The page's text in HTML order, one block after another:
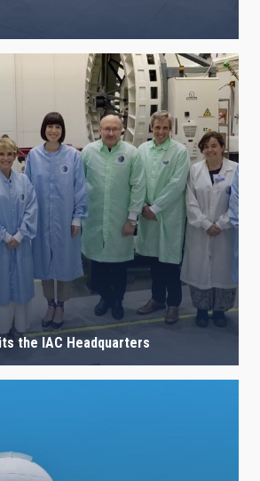
the IAC Headquarters